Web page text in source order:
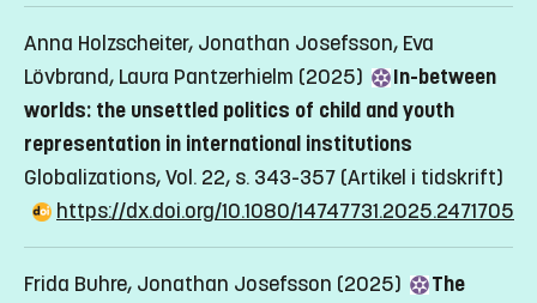
Anna Holzscheiter, Jonathan Josefsson, Eva
Lövbrand, Laura Pantzerhielm (2025)
In-between
worlds: the unsettled politics of child and youth
representation in international institutions
Globalizations, Vol. 22, s. 343-357 (Artikel i tidskrift)
https://dx.doi.org/10.1080/14747731.2025.2471705
Frida Buhre, Jonathan Josefsson (2025)
The